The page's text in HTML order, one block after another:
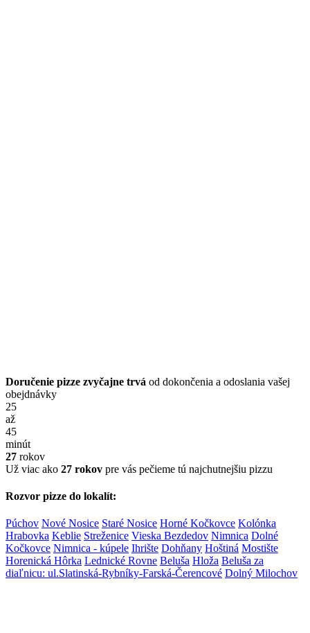
Doručenie pizze zvyčajne trvá od dokončenia a odoslania vašej
obejdnávky
25
až
45
minút
27 rokov
Už viac ako 27 rokov pre vás pečieme tú najchutnejšiu pizzu
Rozvor pizze do lokalít:
Púchov Nové Nosice Staré Nosice Horné Kočkovce Kolónka
Hrabovka Keblie Streženice Vieska Bezdedov Nimnica Dolné
Kočkovce Nimnica - kúpele Ihrište Dohňany Hoštiná Mostište
Horenická Hôrka Lednické Rovne Beluša Hloža Beluša za
diaľnicu: ul.Slatinská-Rybníky-Farská-Čerencové Dolný Milochov